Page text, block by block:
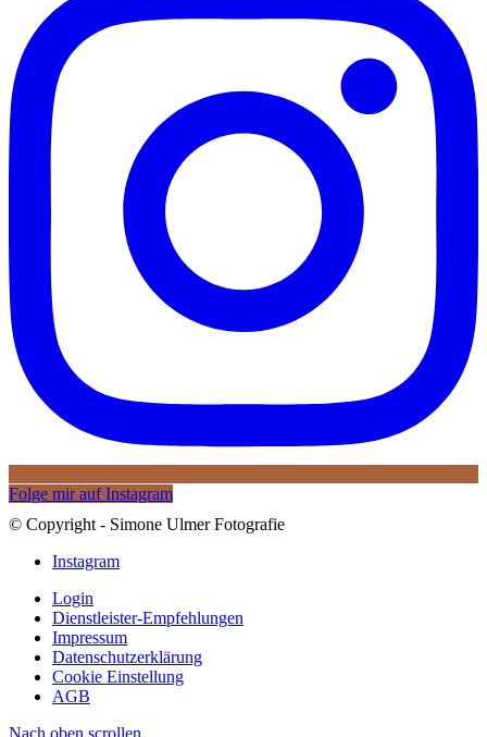
Folge mir auf Instagram
© Copyright - Simone Ulmer Fotografie
Instagram
Login
Dienstleister-Empfehlungen
Impressum
Datenschutzerklärung
Cookie Einstellung
AGB